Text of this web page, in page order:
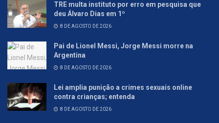
TRE multa instituto por erro em pesquisa que
deu Álvaro Dias em 1º
8 DE AGOSTO DE 2026
Pai de Lionel Messi, Jorge Messi morre na
Argentina
8 DE AGOSTO DE 2026
Lei amplia punição a crimes sexuais online
contra crianças; entenda
8 DE AGOSTO DE 2026